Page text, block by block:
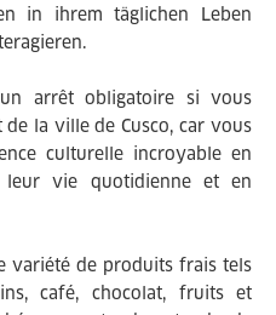
in ihrem täglichen Leben
arrêt obligatoire si vous
la ville de Cusco, car vous
culturelle incroyable en
vie quotidienne et en
variété de produits frais tels
café, chocolat, fruits et